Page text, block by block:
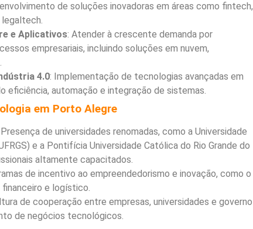
de soluções inovadoras em áreas como fintech,
e Aplicativos: Atender à crescente demanda por
empresariais, incluindo soluções em nuvem,
4.0: Implementação de tecnologias avançadas em
eficiência, automação e integração de sistemas.
em Porto Alegre
de universidades renomadas, como a Universidade
e a Pontifícia Universidade Católica do Rio Grande do
altamente capacitados.
de incentivo ao empreendedorismo e inovação, como o
e logístico.
de cooperação entre empresas, universidades e governo
de negócios tecnológicos.